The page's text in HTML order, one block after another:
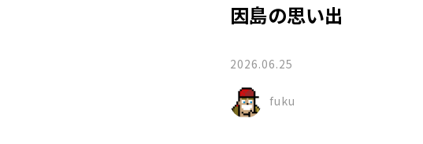
因島の思い出
2026.06.25
fuku